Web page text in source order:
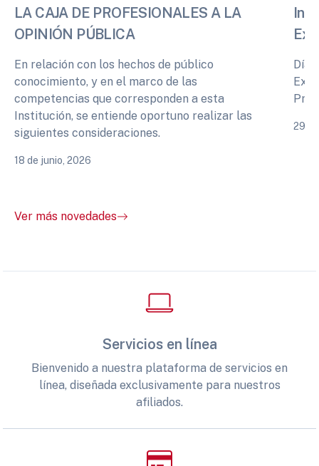
LA CAJA DE PROFESIONALES A LA
OPINIÓN PÚBLICA
En relación con los hechos de público
conocimiento, y en el marco de las
competencias que corresponden a esta
Institución, se entiende oportuno realizar las
siguientes consideraciones.
18 de junio, 2026
29
Ver más novedades
Servicios en línea
Bienvenido a nuestra plataforma de servicios en
línea, diseñada exclusivamente para nuestros
afiliados.